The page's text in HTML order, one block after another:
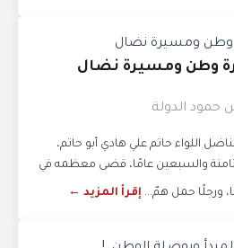
وطن ومسيرة نضال
حمود الدولة
اللواء حاتم علي هادي أبو حاتم،
والسبعين عامًا، قضى معظمه في
ورجلًا حمل همّ... إقرأ المزيد ←